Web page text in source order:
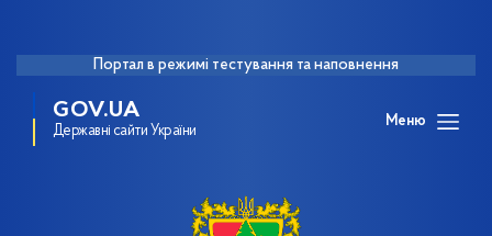
Портал в режимі тестування та наповнення
GOV.UA
Державні сайти України
Меню